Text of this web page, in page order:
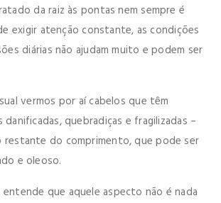
da raiz às pontas nem sempre é
exigir atenção constante, as condições
diárias não ajudam muito e podem ser
vermos por aí cabelos que têm
quebradiças e fragilizadas –
do comprimento, que pode ser
e oleoso.
entende que aquele aspecto não é nada